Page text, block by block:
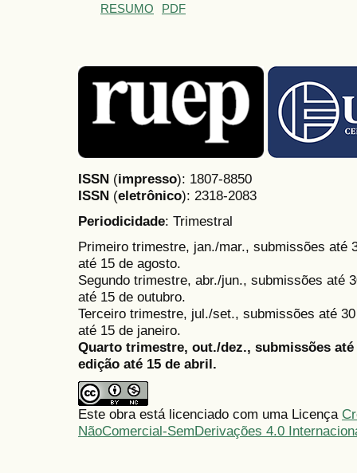
RESUMO PDF
ISSN (impresso): 1807-8850
ISSN (eletrônico): 2318-2083
Periodicidade: Trimestral
Primeiro trimestre, jan./mar., submissões até
até 15 de agosto.
Segundo trimestre, abr./jun., submissões até
até 15 de outubro.
Terceiro trimestre, jul./set., submissões até
até 15 de janeiro.
Quarto trimestre, out./dez., submissões
edição até 15 de abril.
Este obra está licenciado com uma Licença
NãoComercial-SemDerivações 4.0